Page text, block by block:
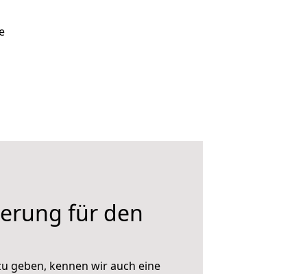
für den
geben, kennen wir auch eine